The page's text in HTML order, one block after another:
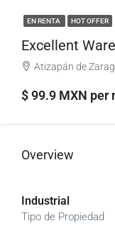
EN RENTA HOT OFFER
Excellent
Atizapán de
$ 99.9 MXN per
Overview
Industrial
Tipo de Propiedad